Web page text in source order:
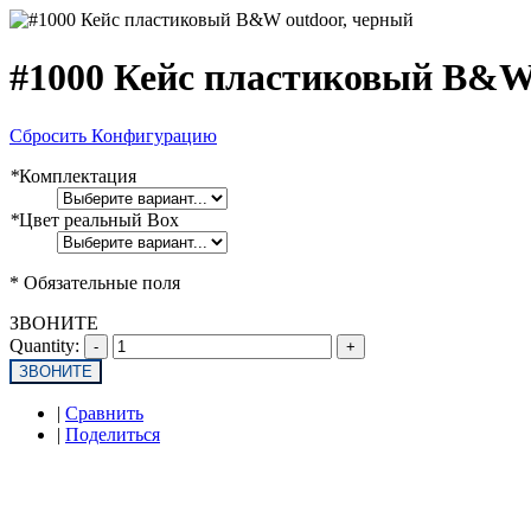
#1000 Кейс пластиковый
Сбросить Конфигурацию
*Комплектация
*Цвет реальный Box
* Обязательные поля
ЗВОНИТЕ
Quantity:
ЗВОНИТЕ
| Сравнить
| Поделиться